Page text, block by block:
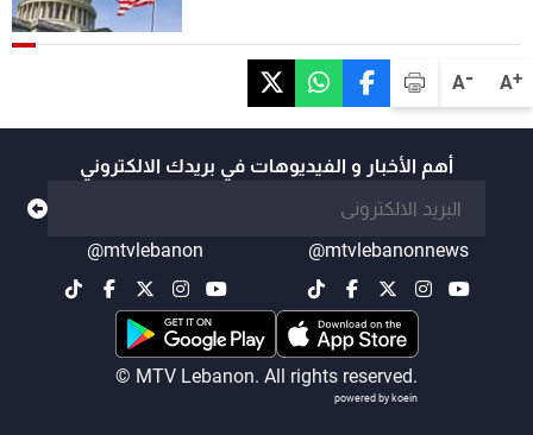
A+
A-
أهم الأخبار و الفيديوهات في بريدك الالكتروني
@mtvlebanonnews
@mtvlebanon
© MTV Lebanon. All rights reserved.
powered by koein